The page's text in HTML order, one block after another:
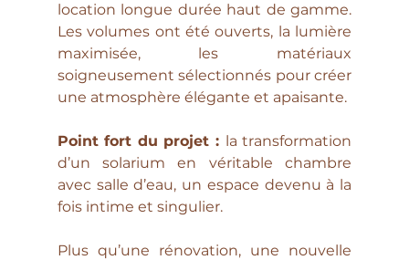
location longue durée haut de gamme.
Les volumes ont été ouverts, la lumière
maximisée, les matériaux
soigneusement sélectionnés pour créer
une atmosphère élégante et apaisante.
Point fort du projet : la transformation
d’un solarium en véritable chambre
avec salle d’eau, un espace devenu à la
fois intime et singulier.
Plus qu’une rénovation, une nouvelle